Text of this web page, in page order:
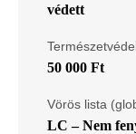
védett
50 000 Ft
Vörös lista
LC – Nem